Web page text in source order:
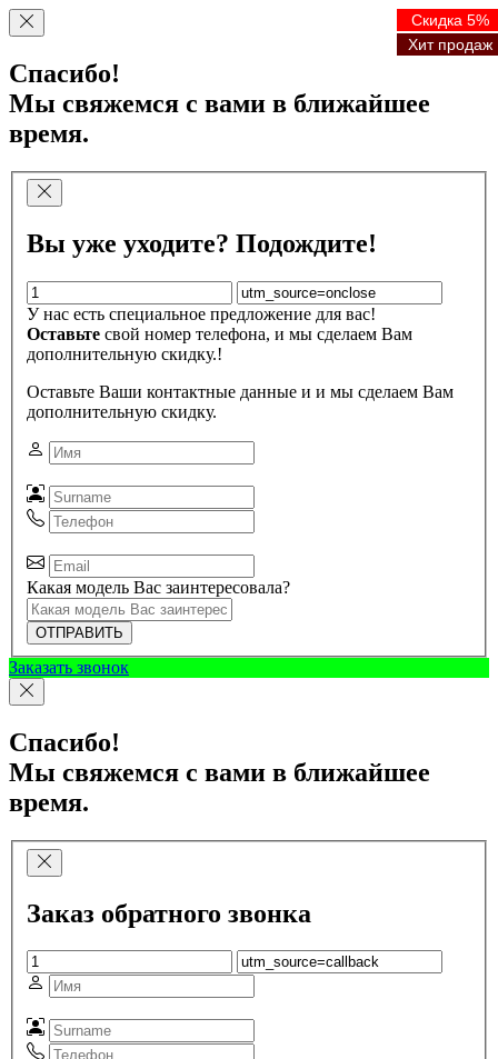
Спасибо!
Мы свяжемся с вами в ближайшее
время.
Вы уже уходите? Подождите!
У нас есть специальное предложение для вас!
Оставьте свой номер телефона, и мы сделаем Вам
дополнительную скидку.!
Оставьте Ваши контактные данные и и мы сделаем Вам
дополнительную скидку.
Какая модель Вас заинтересовала?
ОТПРАВИТЬ
Заказать звонок
Спасибо!
Мы свяжемся с вами в ближайшее
время.
Заказ обратного звонка
Скидка 5%
Хит продаж
Скидка 5%
Хит продаж
Скидка 5%
Хит продаж
Скидка 5%
Хит продаж